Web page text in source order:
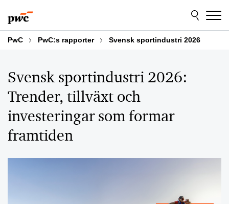
to
content
to
footer
PwC PwC:s rapporter Svensk sportindustri 2026
Svensk sportindustri 2026:
Trender, tillväxt och
investeringar som formar
framtiden